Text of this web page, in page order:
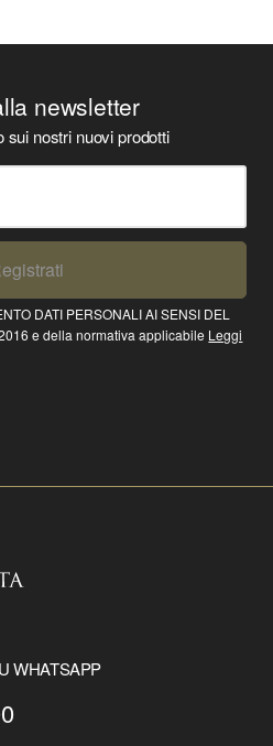
newsletter
sui nostri nuovi prodotti
DATI PERSONALI AI SENSI DEL
e della normativa applicabile Leggi
WHATSAPP